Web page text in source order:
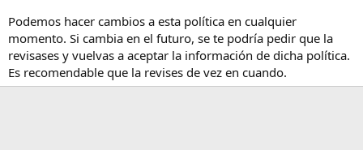
Podemos hacer cambios a esta política en cualquier
momento. Si cambia en el futuro, se te podría pedir que la
revisases y vuelvas a aceptar la información de dicha política.
Es recomendable que la revises de vez en cuando.